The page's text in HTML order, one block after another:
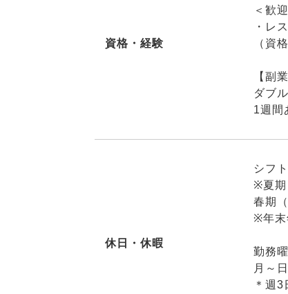
資格・経験
＜歓
・レ
（資
【副
ダブ
1週間
休日・休暇
シフ
※夏期
春期
※年末
勤務曜
月～
＊週